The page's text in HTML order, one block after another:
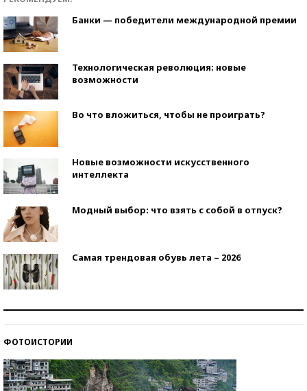
Банки — победители международной премии
Технологическая революция: новые
возможности
Во что вложиться, чтобы не проиграть?
Новые возможности искусственного
интеллекта
Модный выбор: что взять с собой в отпуск?
Самая трендовая обувь лета – 2026
ФОТОИСТОРИИ